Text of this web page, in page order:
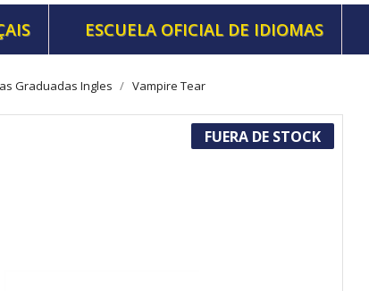
ESCUELA OFICIAL DE IDIOMAS
Graduadas Ingles Vampire Tear
FUERA DE STOCK